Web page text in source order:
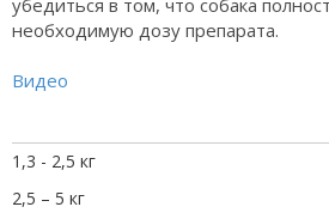
убедиться в том, что собака
необходимую дозу препарата.
Видео
1,3 - 2,5 кг
2,5 – 5 кг